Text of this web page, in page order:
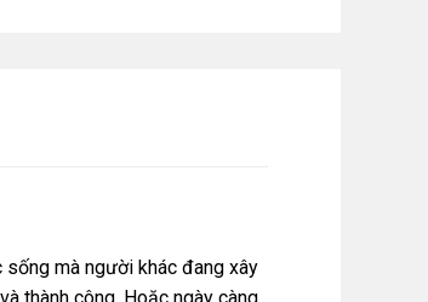
sống mà người khác đang xây